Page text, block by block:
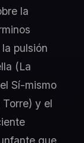
la
pulsión
(La
Sí-mismo
y el